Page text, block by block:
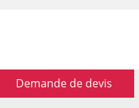
Demande de devis